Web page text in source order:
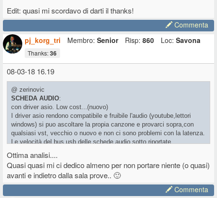
Edit: quasi mi scordavo di darti il thanks!
Commenta
pj_korg_tri
Membro: Senior Risp: 860 Loc: Savona
Thanks:36
08-03-18 16.19
@ zerinovic
SCHEDA AUDIO:
con driver asio. Low cost...(nuovo)
I driver asio rendono compatibile e fruibile l'audio (youtube,lettori
windows) si puo ascoltare la propia canzone e provarci sopra,con
qualsiasi vst, vecchio o nuovo e non ci sono problemi con la latenza.
Le velocità del bus usb delle schede audio sotto riportate
che si propone.
Questo per evitare problemi di stabilità.
-
BEHRINGER Q502 USB. (MIXER SCHEDA AUDIO)
4 ingressi stereo, usb+rca+LR jack+LR jack+uno microfonico con
Ottima analisi....
Quasi quasi mi ci dedico almeno per non portare niente (o quasi)
avanti e indietro dalla sala prove.. 🙂
Commenta